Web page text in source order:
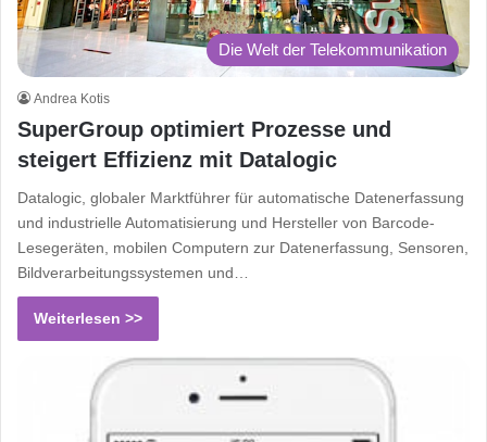
Die Welt der Telekommunikation
Andrea Kotis
SuperGroup optimiert Prozesse und
steigert Effizienz mit Datalogic
Datalogic, globaler Marktführer für automatische Datenerfassung
und industrielle Automatisierung und Hersteller von Barcode-
Lesegeräten, mobilen Computern zur Datenerfassung, Sensoren,
Bildverarbeitungssystemen und…
Weiterlesen >>